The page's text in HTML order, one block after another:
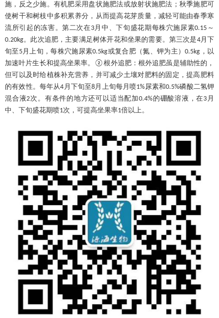
施，反之少施。有机肥采用盘状施肥法或放射状施肥法；秋季施肥可
使树干和树枝中多积累养分，从而提高花芽质量，减轻可能由春季寒
流所引起的冻害。第二次在3月中、下旬盛花期每株穴施尿素0.15 ～
0.20kg。此次追肥，主要满足树体开花和坐果的需要。第三次是4月下
旬至 5月上旬，每株穴施尿素0.5kg或复合肥（氮、钾为主）0.5kg ，以
加速叶片生长和提高坐果率。
②根外追肥：根外追肥虽是辅助性的，
但可以及时给植株补充营养，并可减少土壤对肥料的固定，提高肥料
的有效性。每年从4 月下旬至8月上旬每月喷1%尿素和0.5%磷酸二氢钾
混合液2次。有条件的地方还可以适当配加0.4%的硼酸溶液，在3 月
中、下旬盛花期喷1次，可提高坐果率1倍以上。